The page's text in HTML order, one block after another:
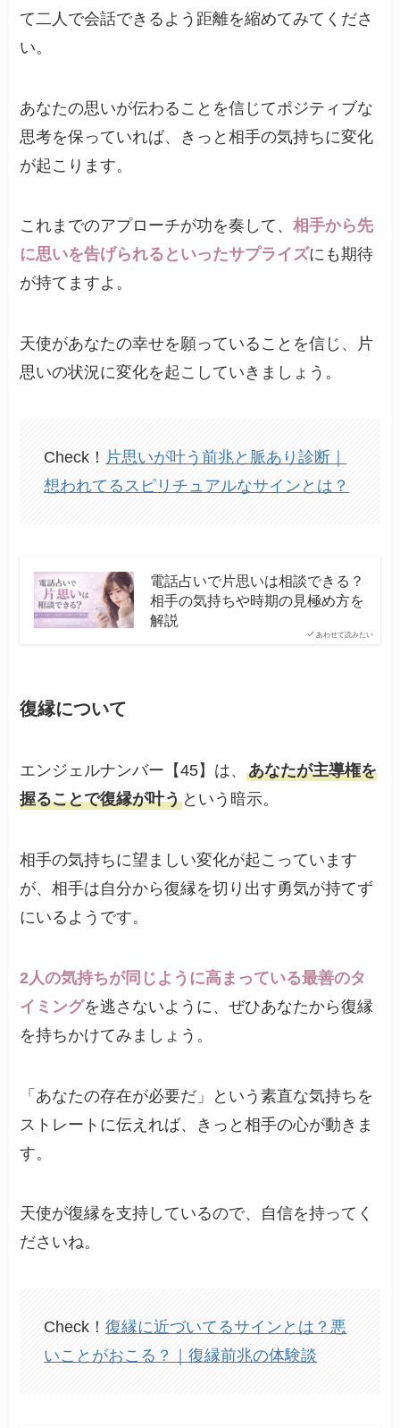
て二人で会話できるよう距離を縮めてみてくださ
い。
あなたの思いが伝わることを信じてポジティブな
思考を保っていれば、きっと相手の気持ちに変化
が起こります。
これまでのアプローチが功を奏して、相手から先
に思いを告げられるといったサプライズにも期待
が持てますよ。
天使があなたの幸せを願っていることを信じ、片
思いの状況に変化を起こしていきましょう。
Check！ 片思いが叶う前兆と脈あり診断｜
想われてるスピリチュアルなサインとは？
あわせて読みたい
電話占いで片思いは相談できる？
相手の気持ちや時期の見極め方を
解説
復縁について
エンジェルナンバー【45】は、あなたが主導権を
握ることで復縁が叶う という暗示。
相手の気持ちに望ましい変化が起こっています
が、相手は自分から復縁を切り出す勇気が持てず
にいるようです。
2人の気持ちが同じように高まっている最善のタ
イミングを逃さないように、ぜひあなたから復縁
を持ちかけてみましょう。
「あなたの存在が必要だ」という素直な気持ちを
ストレートに伝えれば、きっと相手の心が動きま
す。
天使が復縁を支持しているので、自信を持ってく
ださいね。
Check！復縁に近づいてるサインとは？悪
いことがおこる？｜復縁前兆の体験談